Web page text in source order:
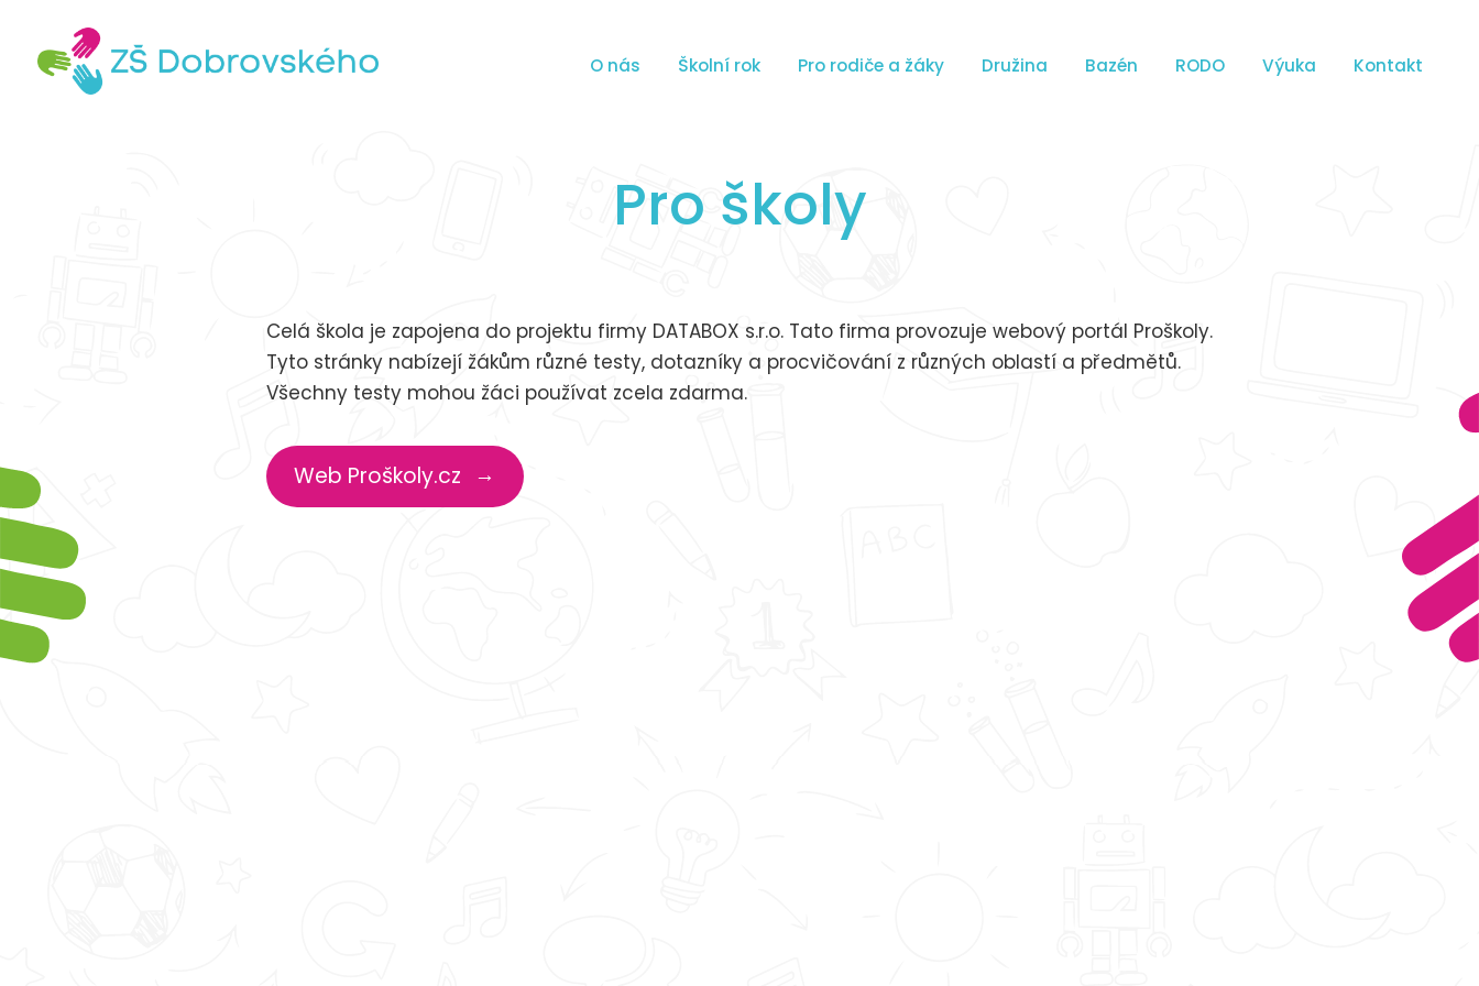
O nás Školní rok Pro rodiče a žáky Družina Bazén RODO Výuka Kontakt
Pro školy
Celá škola je zapojena do projektu firmy DATABOX s.r.o. Tato firma provozuje webový portál Proškoly.
Tyto stránky nabízejí žákům různé testy, dotazníky a procvičování z různých oblastí a předmětů.
Všechny testy mohou žáci používat zcela zdarma.
Web Proškoly.cz